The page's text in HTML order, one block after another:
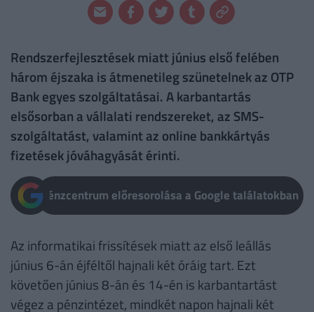
Rendszerfejlesztések miatt június első felében
három éjszaka is átmenetileg szünetelnek az OTP
Bank egyes szolgáltatásai. A karbantartás
elsősorban a vállalati rendszereket, az SMS-
szolgáltatást, valamint az online bankkártyás
fizetések jóváhagyását érinti.
Pénzcentrum előresorolása a Google találatokban
Az informatikai frissítések miatt az első leállás
június 6-án éjféltől hajnali két óráig tart. Ezt
követően június 8-án és 14-én is karbantartást
végez a pénzintézet, mindkét napon hajnali két